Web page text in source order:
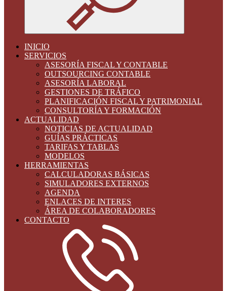
INICIO
SERVICIOS
ASESORÍA FISCAL Y CONTABLE
OUTSOURCING CONTABLE
ASESORÍA LABORAL
GESTIONES DE TRÁFICO
PLANIFICACIÓN FISCAL Y PATRIMONIAL
CONSULTORÍA Y FORMACIÓN
ACTUALIDAD
NOTICIAS DE ACTUALIDAD
GUÍAS PRÁCTICAS
TARIFAS Y TABLAS
MODELOS
HERRAMIENTAS
CALCULADORAS BÁSICAS
SIMULADORES EXTERNOS
AGENDA
ENLACES DE INTERES
ÁREA DE COLABORADORES
CONTACTO